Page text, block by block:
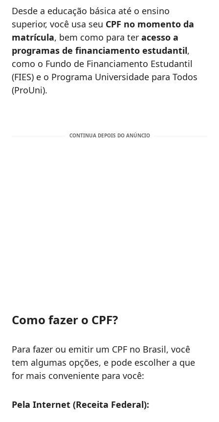
Desde a educação básica até o ensino
superior, você usa seu CPF no momento da
matrícula, bem como para ter acesso a
programas de financiamento estudantil,
como o Fundo de Financiamento Estudantil
(FIES) e o Programa Universidade para Todos
(ProUni).
Como fazer o CPF?
Para fazer ou emitir um CPF no Brasil, você
tem algumas opções, e pode escolher a que
for mais conveniente para você:
Pela Internet (Receita Federal):